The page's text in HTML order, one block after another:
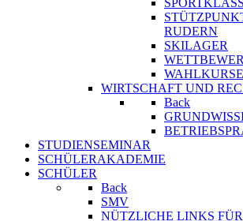
RUDERN
SKILAGER
WAHLKURSE
WIRTSCHAFT UND
Back
STUDIENSEMINAR
SCHÜLERAKADEMIE
SCHÜLER
Back
SMV
NÜTZLICHE LINKS